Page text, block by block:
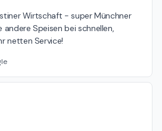
Wirtschaft - super Münchner
Speisen bei schnellen,
netten Service!